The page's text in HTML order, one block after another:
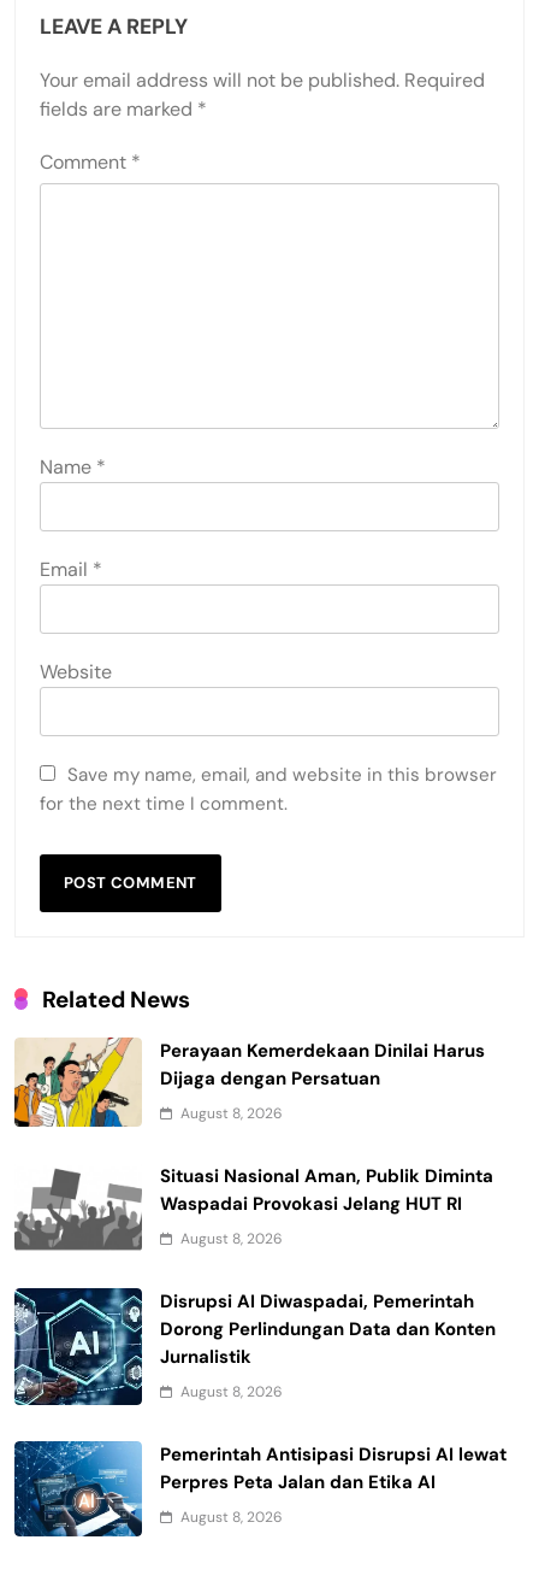
LEAVE A REPLY
Your email address will not be published. Required
fields are marked *
Comment *
Name *
Email *
Website
Save my name, email, and website in this browser
for the next time I comment.
Related News
Perayaan Kemerdekaan Dinilai Harus
Dijaga dengan Persatuan
August 8, 2026
Situasi Nasional Aman, Publik Diminta
Waspadai Provokasi Jelang HUT RI
August 8, 2026
Disrupsi AI Diwaspadai, Pemerintah
Dorong Perlindungan Data dan Konten
Jurnalistik
August 8, 2026
Pemerintah Antisipasi Disrupsi AI lewat
Perpres Peta Jalan dan Etika AI
August 8, 2026